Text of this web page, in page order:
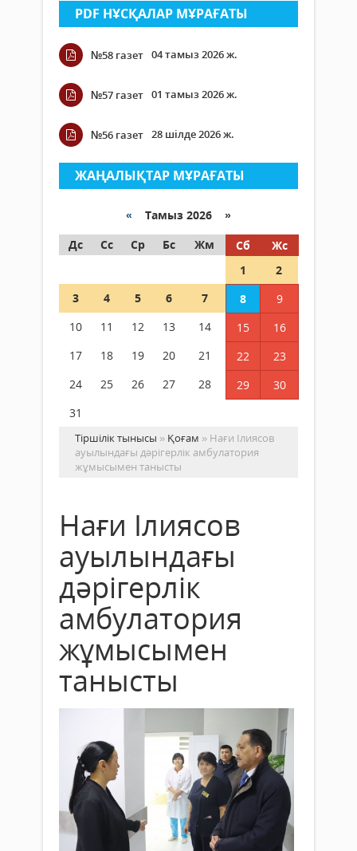
PDF НҰСҚАЛАР МҰРАҒАТЫ
№58 газет 04 тамыз 2026 ж.
№57 газет 01 тамыз 2026 ж.
№56 газет 28 шілде 2026 ж.
ЖАҢАЛЫҚТАР МҰРАҒАТЫ
« Тамыз 2026 »
Дс
Сс Ср Бс Жм Сб
Жс
1
2
3
4 5 6 7 8
9
10
11 12 13 14 15
16
17
18 19 20 21 22
23
24
25 26 27 28 29
30
31
Тіршілік тынысы » Қоғам » Нағи Ілиясов
ауылындағы дәрігерлік амбулатория
жұмысымен танысты
Нағи Ілиясов
ауылындағы
дәрігерлік
амбулатория
жұмысымен
танысты